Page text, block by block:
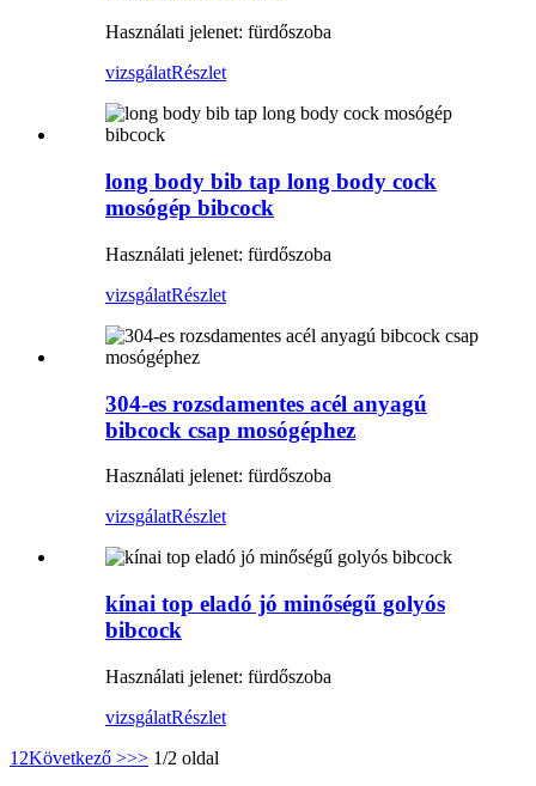
Használati jelenet: fürdőszoba
vizsgálatRészlet
long body bib tap long body cock
mosógép bibcock
Használati jelenet: fürdőszoba
vizsgálatRészlet
304-es rozsdamentes acél anyagú
bibcock csap mosógéphez
Használati jelenet: fürdőszoba
vizsgálatRészlet
kínai top eladó jó minőségű golyós
bibcock
Használati jelenet: fürdőszoba
vizsgálatRészlet
1 2Következő >>> 1/2 oldal